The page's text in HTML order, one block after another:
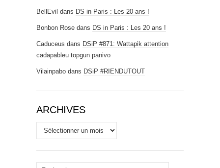
BellEvil dans DS in Paris : Les 20 ans !
Bonbon Rose dans DS in Paris : Les 20 ans !
Caduceus dans DSiP #871: Wattapik attention
cadapableu topgun panivo
Vilainpabo dans DSiP #RIENDUTOUT
ARCHIVES
Archives